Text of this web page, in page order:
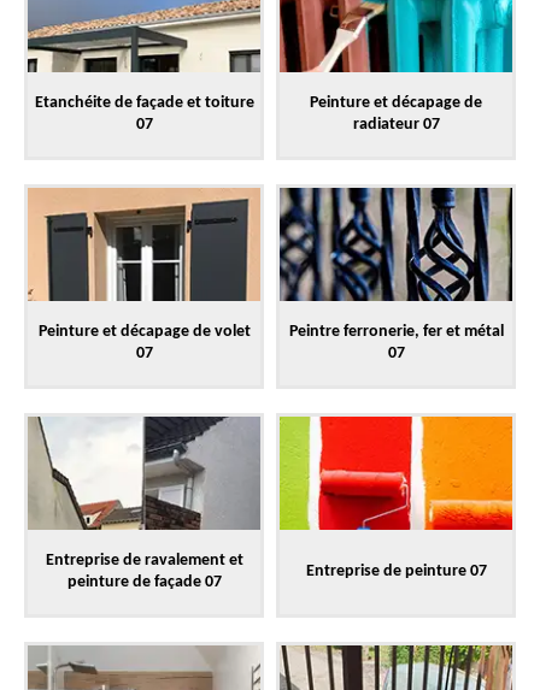
Etanchéite de façade et toiture
07
Peinture et décapage de
radiateur 07
Peinture et décapage de volet
07
Peintre ferronerie, fer et métal
07
Entreprise de ravalement et
peinture de façade 07
Entreprise de peinture 07